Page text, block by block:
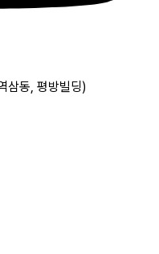
삼동, 평방빌딩)